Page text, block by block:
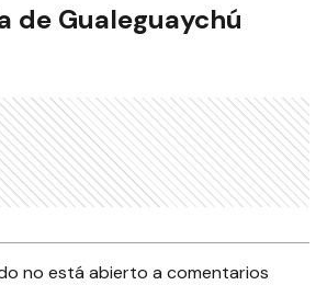
de Gualeguaychú
no está abierto a comentarios